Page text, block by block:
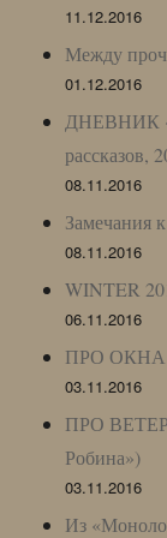
11.12.2016
Между
01.12.2016
ДНЕВНИК
рассказов,
08.11.2016
Замечания
08.11.2016
WINTER
06.11.2016
ПРО ОКНА
03.11.2016
ПРО ВЕТЕР
Робина»)
03.11.2016
Из